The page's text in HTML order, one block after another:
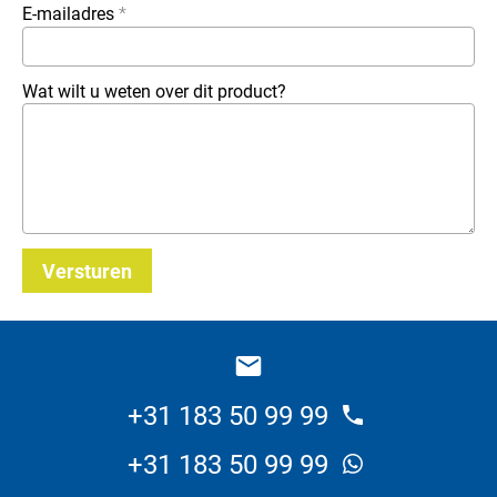
E-mailadres *
Wat wilt u weten over dit product?
Versturen
+31 183 50 99 99
+31 183 50 99 99